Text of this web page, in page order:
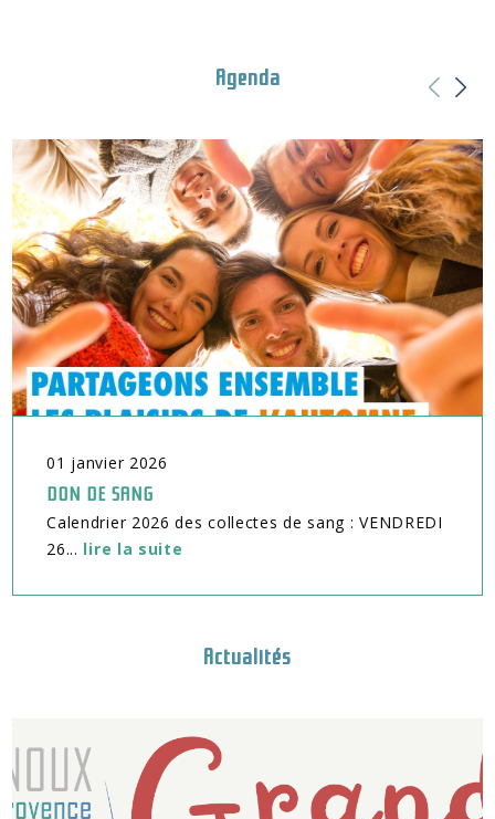
Agenda
01 janvier 2026
DON DE SANG
Calendrier 2026 des collectes de sang : VENDREDI
26... lire la suite
Actualités